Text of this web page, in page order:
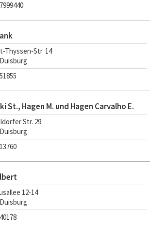
Str. 14
St., Hagen M. und Hagen Carvalho E.
Str. 29
12-14